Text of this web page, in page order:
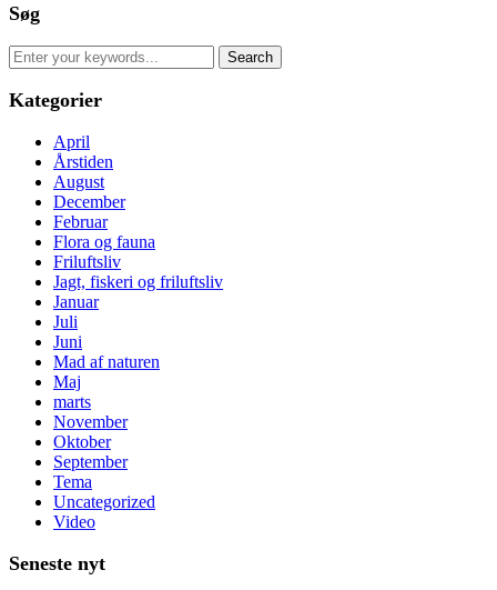
Søg
Search
for:
Kategorier
April
Årstiden
August
December
Februar
Flora og fauna
Friluftsliv
Jagt, fiskeri og friluftsliv
Januar
Juli
Juni
Mad af naturen
Maj
marts
November
Oktober
September
Tema
Uncategorized
Video
Seneste nyt